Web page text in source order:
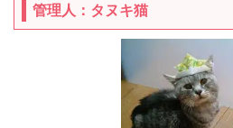
管理人：タヌキ猫